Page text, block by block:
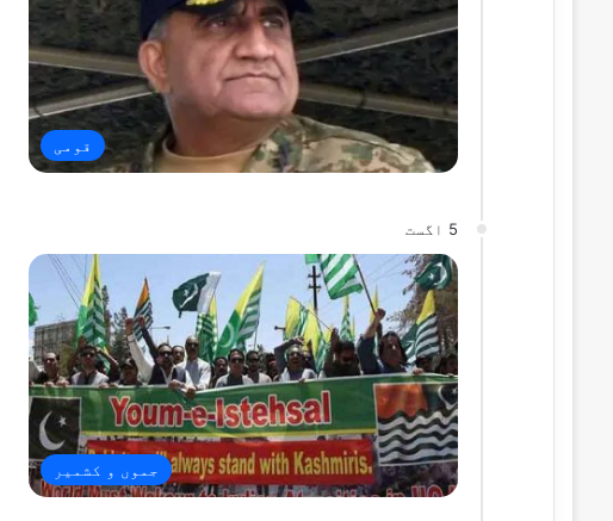
قومی
5 اگست
جموں و کشمیر